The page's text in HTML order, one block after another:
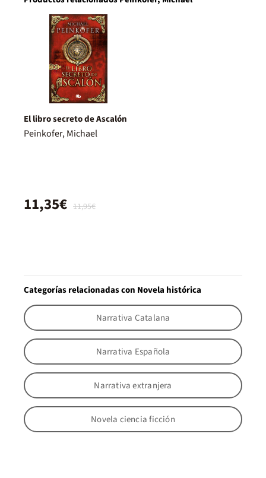
El libro secreto de Ascalón
Peinkofer, Michael
11,95€
11,35€
Categorías relacionadas con Novela histórica
Narrativa Catalana
Narrativa Española
Narrativa extranjera
Novela ciencia ficción